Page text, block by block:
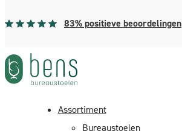
83% positieve beoordelingen
Assortiment
Bureaustoelen
Veelgestelde vragen